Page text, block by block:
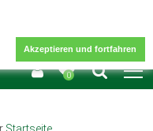
Akzeptieren und fortfahren
0